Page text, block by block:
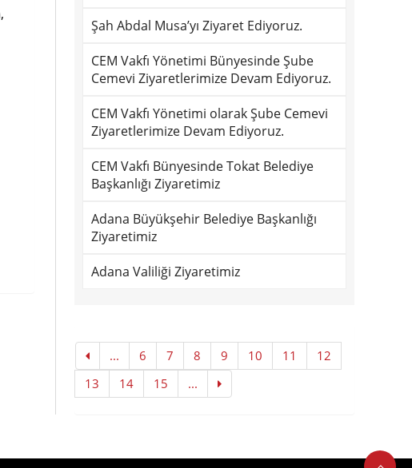
Şah Abdal Musa’yı Ziyaret Ediyoruz.
CEM Vakfı Yönetimi Bünyesinde Şube
Cemevi Ziyaretlerimize Devam Ediyoruz.
CEM Vakfı Yönetimi olarak Şube Cemevi
Ziyaretlerimize Devam Ediyoruz.
CEM Vakfı Bünyesinde Tokat Belediye
Başkanlığı Ziyaretimiz
Adana Büyükşehir Belediye Başkanlığı
Ziyaretimiz
Adana Valiliği Ziyaretimiz
... 6 7 8 9 10 11
12
13
14 15 ...